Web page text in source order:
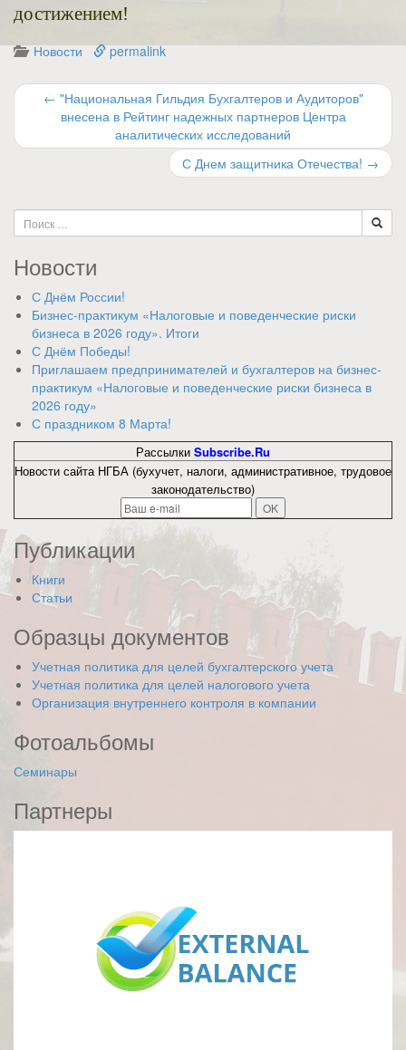
достижением!
Новости permalink
← "Национальная Гильдия Бухгалтеров и Аудиторов"
внесена в Рейтинг надежных партнеров Центра
аналитических исследований
С Днем защитника Отечества! →
Новости
С Днём России!
Бизнес-практикум «Налоговые и поведенческие риски
бизнеса в 2026 году». Итоги
С Днём Победы!
Приглашаем предпринимателей и бухгалтеров на бизнес-
практикум «Налоговые и поведенческие риски бизнеса в
2026 году»
С праздником 8 Марта!
Рассылки Subscribe.Ru
Новости сайта НГБА (бухучет, налоги, административное, трудовое
законодательство)
Публикации
Книги
Статьи
Образцы документов
Учетная политика для целей бухгалтерского учета
Учетная политика для целей налогового учета
Организация внутреннего контроля в компании
Фотоальбомы
Семинары
Партнеры